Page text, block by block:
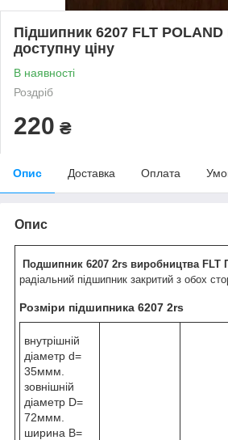
Підшипник 6207 FLT POLAND
доступну ціну
В наявності
Роздріб
220 ₴
Опис Доставка Оплата
Опис
Подшипник 6207 2rs виробництва FLT
радіальний підшипник закритий з обох
Розміри підшипника 6207 2rs
внутрішній
діаметр d=
35ммм.
зовнішній
діаметр D=
72ммм.
ширина B=